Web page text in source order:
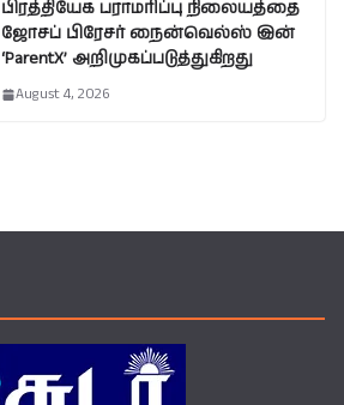
பிரத்தியேக பராமரிப்பு நிலையத்தை
ஜோசப் பிரேசர் நைன்வெல்ஸ் இன்
‘ParentX’ அறிமுகப்படுத்துகிறது
August 4, 2026